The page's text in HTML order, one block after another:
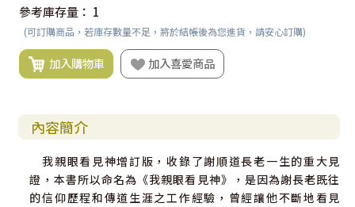
參考庫存量： 1
(可訂購商品，若庫存數量不足，將於結帳後為您進貨，請安心訂購)
加入購物車 加入喜愛商品
內容簡介
我親眼看見神增訂版，收錄了謝順道長老一生的重大見
證，本書所以命名為《我親眼看見神》，是因為謝長老既往
的信仰歷程和傳道生涯之工作經驗，曾經讓他不斷地看見